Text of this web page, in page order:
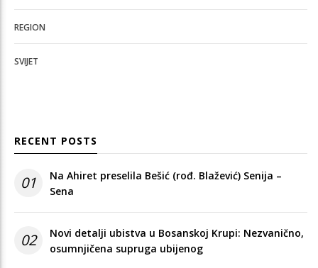
REGION
SVIJET
RECENT POSTS
01
Na Ahiret preselila Bešić (rođ. Blažević) Senija –
Sena
02
Novi detalji ubistva u Bosanskoj Krupi: Nezvanično,
osumnjičena supruga ubijenog